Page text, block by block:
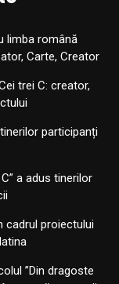
limba română
Carte, Creator
trei C: creator,
participanți
a adus tinerilor
cadrul proiectului
”Din dragoste